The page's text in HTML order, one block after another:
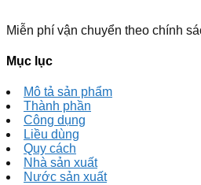
Miễn phí vận chuyển theo chính
Mục lục
Mô tả sản phẩm
Thành phần
Công dụng
Liều dùng
Quy cách
Nhà sản xuất
Nước sản xuất